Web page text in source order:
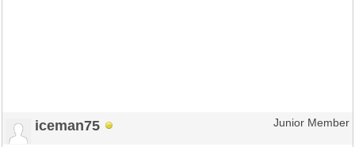
iceman75 Junior Member